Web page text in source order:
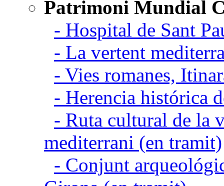
Patrimoni Mundial
- Hospital de Sant
- La vertent
- Vies romanes,
- Herencia histórica
- Ruta cultural de la
mediterrani (en tramit)
- Conjunt